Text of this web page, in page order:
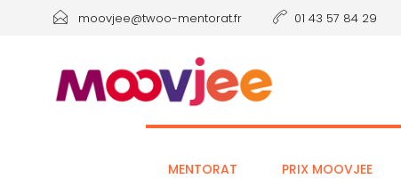
moovjee@twoo-mentorat.fr 01 43 57 84 29
MENTORAT PRIX MOOVJEE